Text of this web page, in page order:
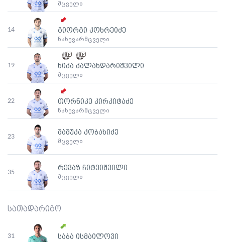
მცველი
14 გიორგი კოხრეიძე
ნახევარმცველი
19 ნიკა კალანდარიშვილი
მცველი
22 თორნიკე კირკიტაძე
ნახევარმცველი
23
მამუკა კობახიძე
მცველი
35
რევაზ ჩიტეიშვილი
მცველი
სათადარიგო
31 საბა ისმაილოვი